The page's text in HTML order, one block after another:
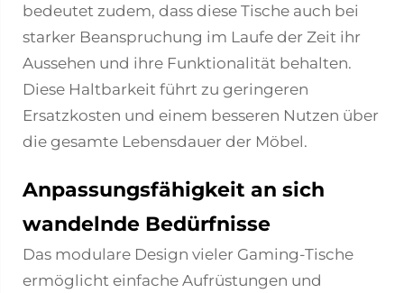
bedeutet zudem, dass diese Tische auch bei
starker Beanspruchung im Laufe der Zeit ihr
Aussehen und ihre Funktionalität behalten.
Diese Haltbarkeit führt zu geringeren
Ersatzkosten und einem besseren Nutzen über
die gesamte Lebensdauer der Möbel.
Anpassungsfähigkeit an sich
wandelnde Bedürfnisse
Das modulare Design vieler Gaming-Tische
ermöglicht einfache Aufrüstungen und